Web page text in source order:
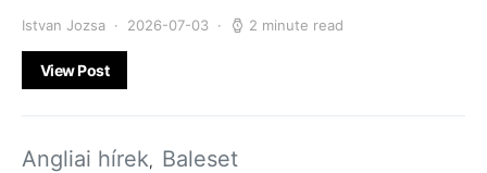
Istvan Jozsa 2026-07-03 2 minute read
View Post
Angliai hírek Baleset